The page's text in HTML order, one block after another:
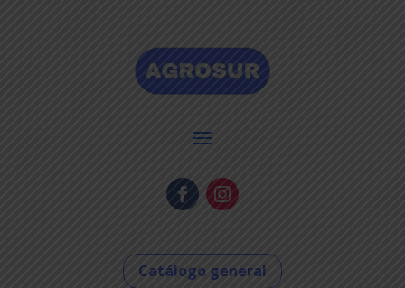
Catálogo general